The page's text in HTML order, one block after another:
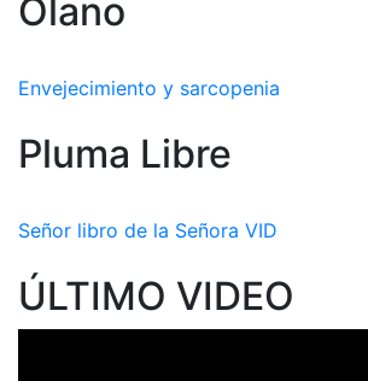
Olano
Envejecimiento y sarcopenia
Pluma Libre
Señor libro de la Señora VID
ÚLTIMO VIDEO